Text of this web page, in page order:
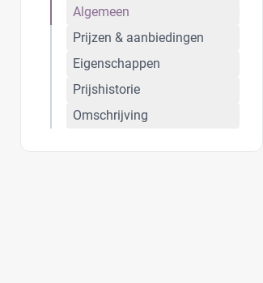
Algemeen
Prijzen & aanbiedingen
Eigenschappen
Prijshistorie
Omschrijving